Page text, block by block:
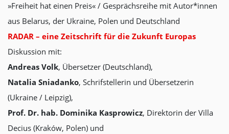
»Freiheit hat einen Preis« / Gesprächsreihe mit Autor*innen
aus Belarus, der Ukraine, Polen und Deutschland
RADAR – eine Zeitschrift für die Zukunft Europas
Diskussion mit:
Andreas Volk, Übersetzer (Deutschland),
Natalia Sniadanko, Schrifstellerin und Übersetzerin
(Ukraine / Leipzig),
Prof. Dr. hab. Dominika Kasprowicz, Direktorin der Villa
Decius (Kraków, Polen) und